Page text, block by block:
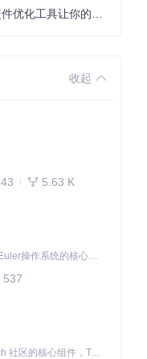
收起
5.63 K
openEuler内核是openEuler操作系统的核心，既是系统性能与稳定性的基石，也是连接处理器、设备与服务的桥梁。
537
作为 Ascend for PyTorch 社区的核心组件，TorchNPU 是昇腾专为 PyTorch 打造的深度学习适配插件，使 PyTorch 框架能够直接调用昇腾 NPU，为开发者提供昇腾 AI 处理器的超强算力。